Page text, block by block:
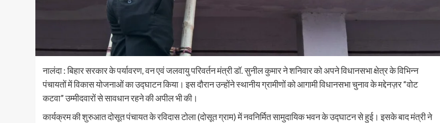
नालंदा : बिहार सरकार के पर्यावरण, वन एवं जलवायु परिवर्तन मंत्री डॉ. सुनील कुमार ने शनिवार को अपने विधानसभा क्षेत्र के विभिन्न
पंचायतों में विकास योजनाओं का उद्घाटन किया। इस दौरान उन्होंने स्थानीय ग्रामीणों को आगामी विधानसभा चुनाव के मद्देनज़र “वोट
कटवा” उम्मीदवारों से सावधान रहने की अपील भी की।
कार्यक्रम की शुरुआत दोसूत पंचायत के रविदास टोला (दोसूत ग्राम) में नवनिर्मित सामुदायिक भवन के उद्घाटन से हुई। इसके बाद मंत्री ने